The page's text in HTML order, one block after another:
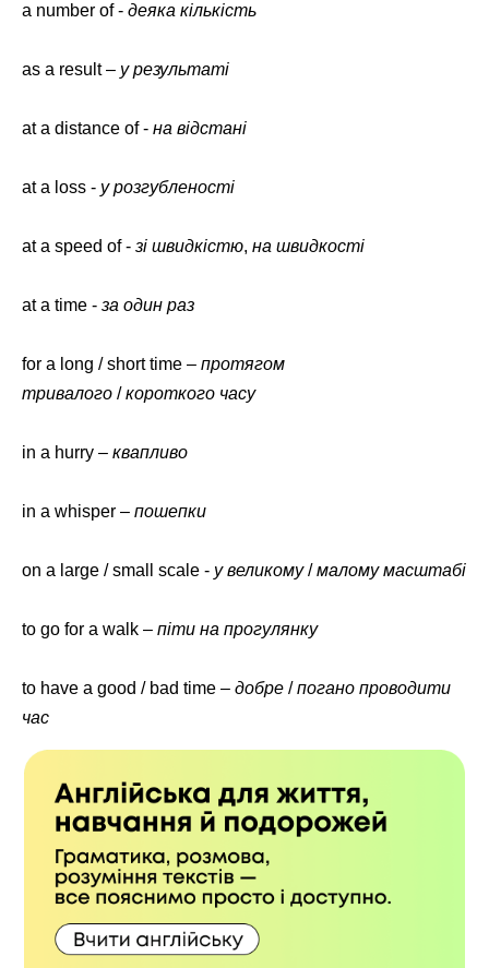
a number of - деяка кількість
as a result – у результаті
at a distance of - на відстані
at a loss - у розгубленості
at a speed of - зі швидкістю, на швидкості
at a time - за один раз
for a long / short time – протягом
тривалого /короткого часу
in a hurry – квапливо
in a whisper – пошепки
on a large / small scale - у великому/малому масштабі
to go for a walk – піти на прогулянку
to have a good / bad time – добре /погано проводити
час